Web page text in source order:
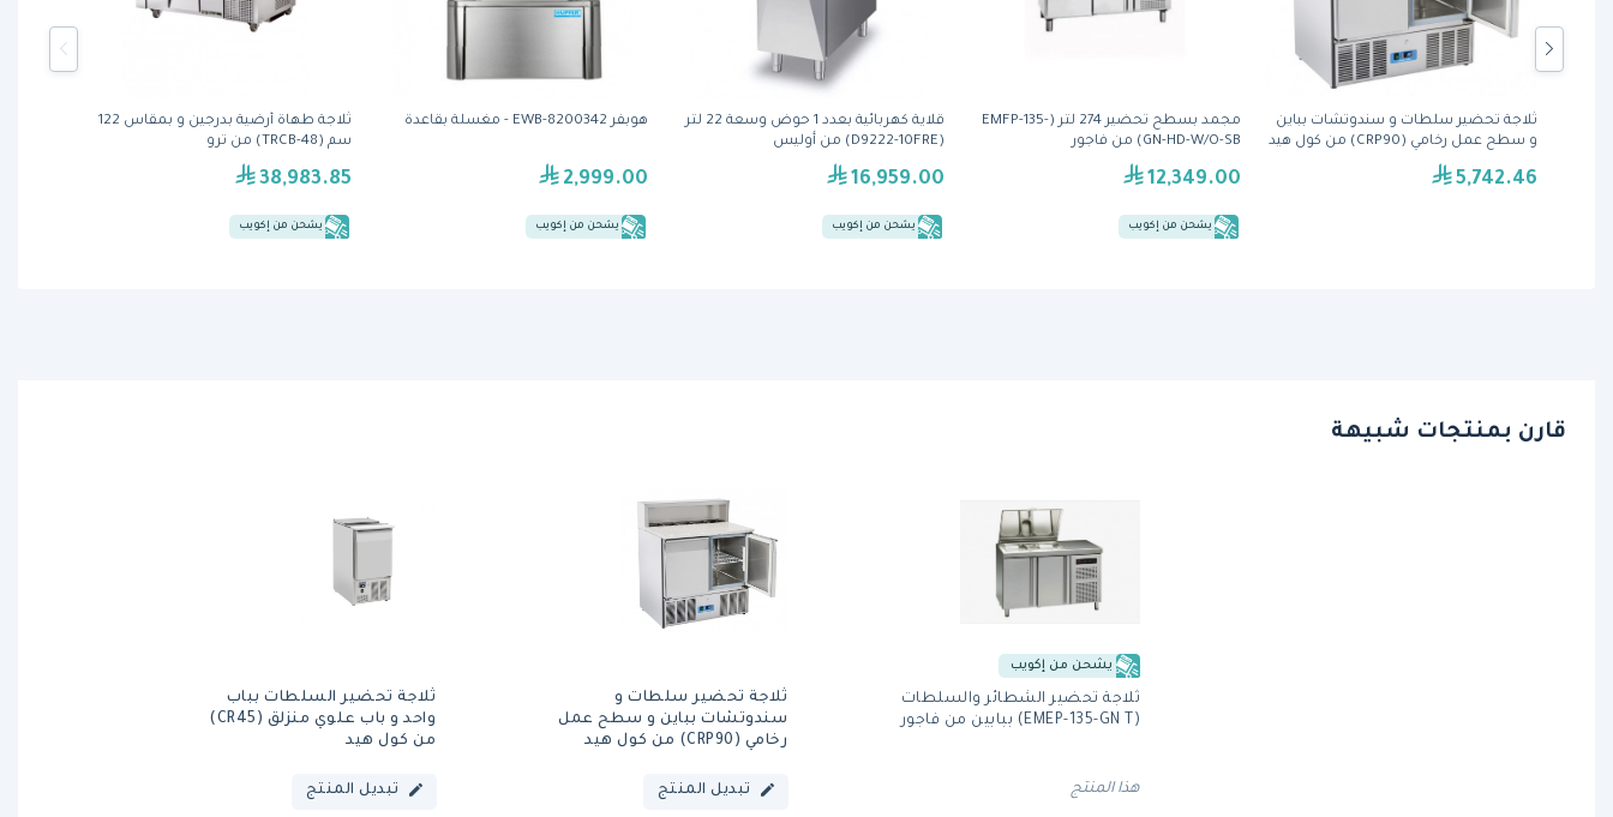
ثلاجة طهاة أرضية بدرجين و بمقاس 122
سم (TRCB-48) من ترو
38,983.85
يشحن من إكويب
هوبفر EWB-8200342 - مغسلة بقاعدة
2,999.00
يشحن من إكويب
قلاية كهربائية بعدد 1 حوض وسعة 22 لتر
(D9222-10FRE) من أوليس
16,959.00
يشحن من إكويب
مجمد بسطح تحضير 274 لتر (EMFP-135-
GN-HD-W/O-SB) من فاجور
12,349.00
يشحن من إكويب
ثلاجة تحضير سلطات و سندوتشات بباين
و سطح عمل رخامي (CRP90) من كول هيد
5,742.46
قارن بمنتجات شبيهة
يشحن من إكويب
ثلاجة تحضير الشطائر والسلطات
(EMEP-135-GN T) ببابين من فاجور
هذا المنتج
ثلاجة تحضير سلطات و
سندوتشات بباين و سطح عمل
رخامي (CRP90) من كول هيد
تبديل المنتج
ثلاجة تحضير السلطات بباب
واحد و باب علوي منزلق (CR45)
من كول هيد
تبديل المنتج